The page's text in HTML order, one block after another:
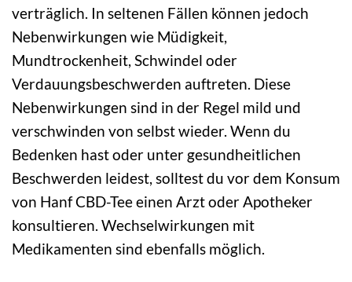
verträglich. In seltenen Fällen können jedoch
Nebenwirkungen wie Müdigkeit,
Mundtrockenheit, Schwindel oder
Verdauungsbeschwerden auftreten. Diese
Nebenwirkungen sind in der Regel mild und
verschwinden von selbst wieder. Wenn du
Bedenken hast oder unter gesundheitlichen
Beschwerden leidest, solltest du vor dem Konsum
von Hanf CBD-Tee einen Arzt oder Apotheker
konsultieren. Wechselwirkungen mit
Medikamenten sind ebenfalls möglich.